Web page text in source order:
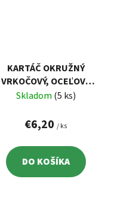
KARTÁČ OKRUŽNÝ
VRKOČOVÝ, OCEĽOVÝ
DRÔT 0,5MM, 150MM,
Skladom (5 ks)
€6,20 / ks
DO KOŠÍKA